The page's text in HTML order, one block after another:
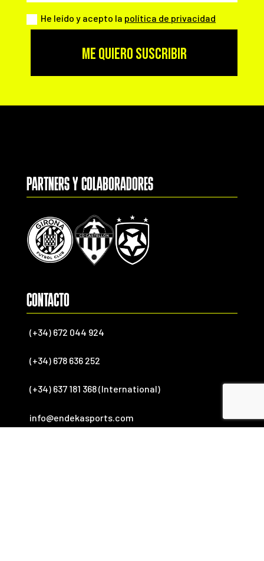
He leído y acepto la política de privacidad
ME QUIERO SUSCRIBIR
PARTNERS Y COLABORADORES
CONTACTO
(+34) 672 044 924
(+34) 678 636 252
(+34) 637 181 368 (International)
info@endekasports.com